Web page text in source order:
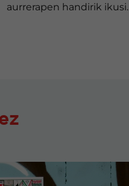
aurrerapen handirik ikusi.